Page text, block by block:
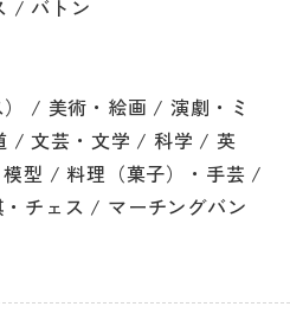
/ バトン
/ 美術・絵画 / 演劇・ミ
/ 文芸・文学 / 科学 / 英
型 / 料理（菓子）・手芸 /
チェス / マーチングバン